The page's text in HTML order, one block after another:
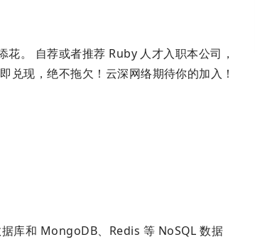
。 自荐或者推荐 Ruby 人才入职本公司，
兑现，绝不拖欠！云深网络期待你的加入！
库和 MongoDB、Redis 等 NoSQL 数据